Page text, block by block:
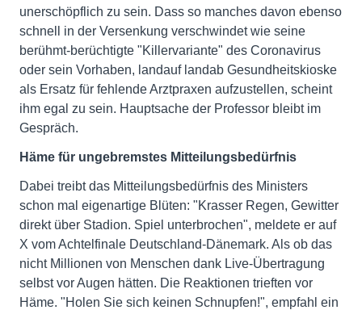
unerschöpflich zu sein. Dass so manches davon ebenso
schnell in der Versenkung verschwindet wie seine
berühmt-berüchtigte "Killervariante" des Coronavirus
oder sein Vorhaben, landauf landab Gesundheitskioske
als Ersatz für fehlende Arztpraxen aufzustellen, scheint
ihm egal zu sein. Hauptsache der Professor bleibt im
Gespräch.
Häme für ungebremstes Mitteilungsbedürfnis
Dabei treibt das Mitteilungsbedürfnis des Ministers
schon mal eigenartige Blüten: "Krasser Regen, Gewitter
direkt über Stadion. Spiel unterbrochen", meldete er auf
X vom Achtelfinale Deutschland-Dänemark. Als ob das
nicht Millionen von Menschen dank Live-Übertragung
selbst vor Augen hätten. Die Reaktionen trieften vor
Häme. "Holen Sie sich keinen Schnupfen!", empfahl ein